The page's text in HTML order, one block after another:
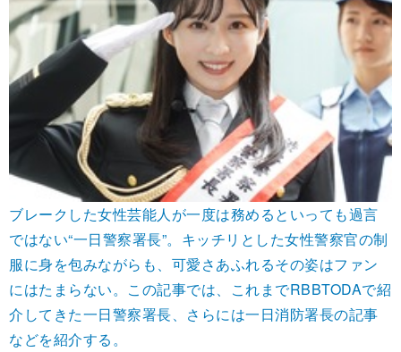
ブレークした女性芸能人が一度は務めるといっても過言
ではない“一日警察署長”。キッチリとした女性警察官の制
服に身を包みながらも、可愛さあふれるその姿はファン
にはたまらない。この記事では、これまでRBBTODAで紹
介してきた一日警察署長、さらには一日消防署長の記事
などを紹介する。